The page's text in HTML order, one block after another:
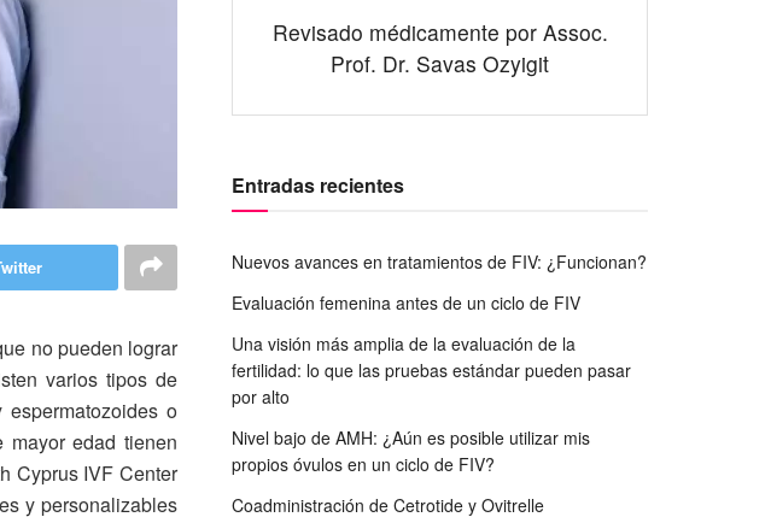
no pueden lograr
varios tipos de
o
edad tienen
Cyprus IVF Center
y personalizables
Revisado médicamente por Assoc.
Prof. Dr. Savas Ozyigit
Entradas recientes
Nuevos avances en tratamientos de FIV: ¿Funcionan?
Evaluación femenina antes de un ciclo de FIV
Una visión más amplia de la evaluación de la
fertilidad: lo que las pruebas estándar pueden pasar
por alto
Nivel bajo de AMH: ¿Aún es posible utilizar mis
propios óvulos en un ciclo de FIV?
Coadministración de Cetrotide y Ovitrelle